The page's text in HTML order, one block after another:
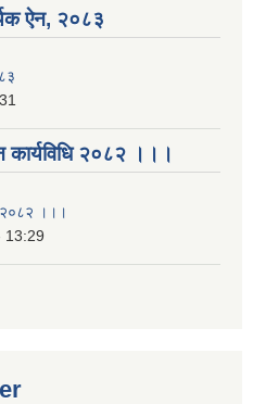
ऐन, २०८३
कार्यविधि २०८२ ।।।
२०८२ ।।।
13:29